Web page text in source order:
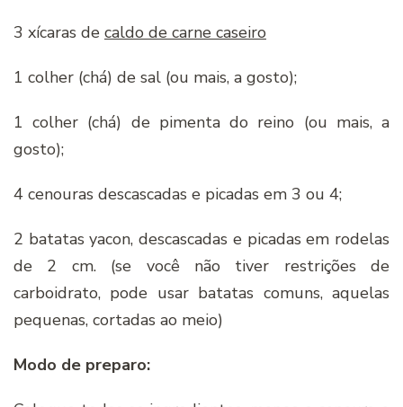
3 xícaras de caldo de carne caseiro
1 colher (chá) de sal (ou mais, a gosto);
1 colher (chá) de pimenta do reino (ou mais, a
gosto);
4 cenouras descascadas e picadas em 3 ou 4;
2 batatas yacon, descascadas e picadas em rodelas
de 2 cm. (se você não tiver restrições de
carboidrato, pode usar batatas comuns, aquelas
pequenas, cortadas ao meio)
Modo de preparo: